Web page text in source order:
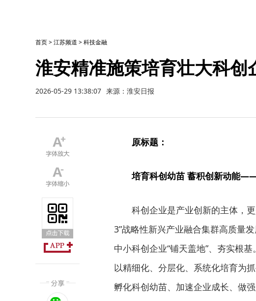
首页>江苏频道 >科技金融
淮安精准施策培育壮大科创
2026-05-29 13:38:07 来源：淮安日报
原标题：
培育科创幼苗 蓄积创新动能
科创企业是产业创新的主体，
3”战略性新兴产业融合集群高质量
中小科创企业“铺天盖地”、夯实根
以精细化、分层化、系统化培育为
孵化科创幼苗、加速企业成长、做